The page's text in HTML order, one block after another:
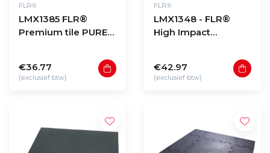
FLR®
LMX1385 FLR®
Premium tile PURE
€36.77
(exclusief btw)
FLR®
LMX1348 - FLR®
High Impact
€42.97
(exclusief btw)